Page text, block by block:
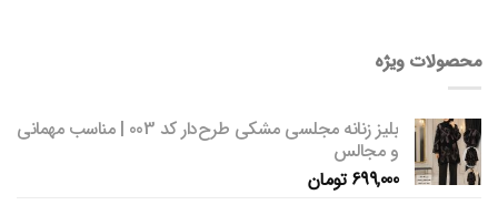
محصولات ویژه
بلیز زنانه مجلسی مشکی طرح‌دار کد 003 | مناسب مهمانی
و مجالس
699,000 تومان